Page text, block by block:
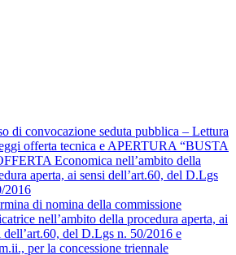
di convocazione seduta pubblica – Lettura
offerta tecnica e APERTURA “BUSTA
Economica nell’ambito della
aperta, ai sensi dell’art.60, del D.Lgs
2016
di nomina della commissione
nell’ambito della procedura aperta, ai
dell’art.60, del D.Lgs n. 50/2016 e
per la concessione triennale